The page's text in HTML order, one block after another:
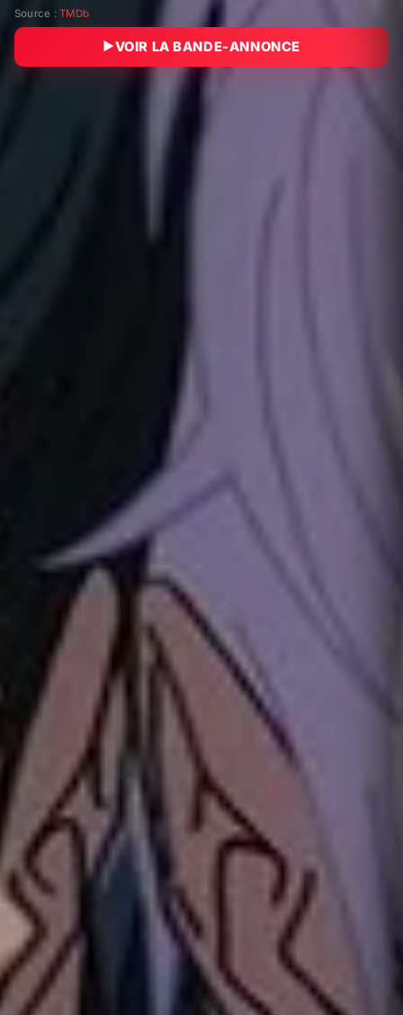
Source :TMDb
VOIR LA BANDE-ANNONCE